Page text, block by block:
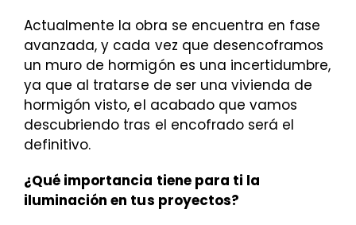
Actualmente la obra se encuentra en fase
avanzada, y cada vez que desencoframos
un muro de hormigón es una incertidumbre,
ya que al tratarse de ser una vivienda de
hormigón visto, el acabado que vamos
descubriendo tras el encofrado será el
definitivo.
¿Qué importancia tiene para ti la
iluminación en tus proyectos?